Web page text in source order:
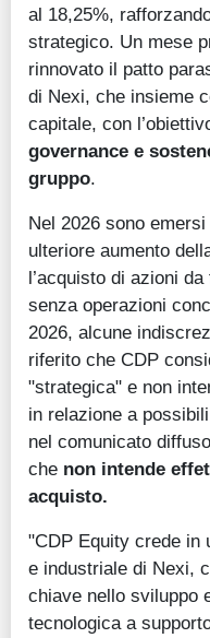
al 18,25%,
strategico. Un mese
rinnovato il patto
di Nexi, che insieme
capitale, con
governance e
gruppo.
Nel 2026 sono
ulteriore aumento
l’acquisto di azioni
senza operazioni
2026, alcune
riferito che CDP
"strategica" e non
in relazione a
nel comunicato
che non intende
acquisto.
"CDP Equity crede in
e industriale di Nexi,
chiave nello sviluppo
tecnologica a